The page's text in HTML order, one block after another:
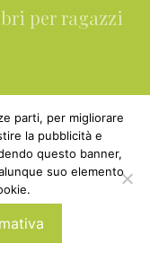
per ragazzi
parti, per migliorare
la pubblicità e
questo banner,
suo elemento